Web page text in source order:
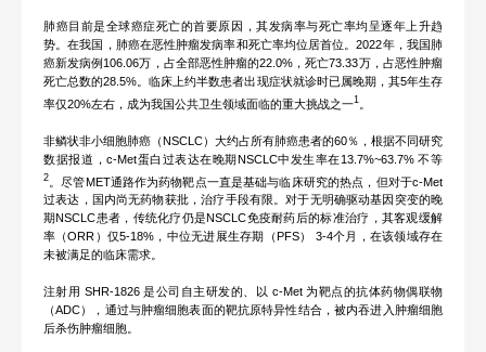
肺癌目前是全球癌症死亡的首要原因，其发病率与死亡率均呈逐年上升趋
势。在我国，肺癌在恶性肿瘤发病率和死亡率均位居首位。2022年，我国肺
癌新发病例106.06万，占全部恶性肿瘤的22.0%，死亡73.33万，占恶性肿瘤
死亡总数的28.5%。临床上约半数患者出现症状就诊时已属晚期，其5年生存
率仅20%左右，成为我国公共卫生领域面临的重大挑战之一1 。
非鳞状非小细胞肺癌（NSCLC）大约占所有肺癌患者的60％，根据不同研究
数据报道，c-Met蛋白过表达在晚期NSCLC中发生率在13.7%~63.7% 不等
2 。尽管MET通路作为药物靶点一直是基础与临床研究的热点，但对于c-Met
过表达，国内尚无药物获批，治疗手段有限。对于无明确驱动基因突变的晚
期NSCLC患者，传统化疗仍是NSCLC免疫耐药后的标准治疗，其客观缓解
率（ORR）仅5-18%，中位无进展生存期（PFS） 3-4个月，在该领域存在
未被满足的临床需求。
注射用 SHR-1826 是公司自主研发的、以 c-Met 为靶点的抗体药物偶联物
（ADC），通过与肿瘤细胞表面的靶抗原特异性结合，被内吞进入肿瘤细胞
后杀伤肿瘤细胞。